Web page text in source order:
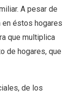
A pesar de
en éstos hogares
que multiplica
de hogares, que
de los